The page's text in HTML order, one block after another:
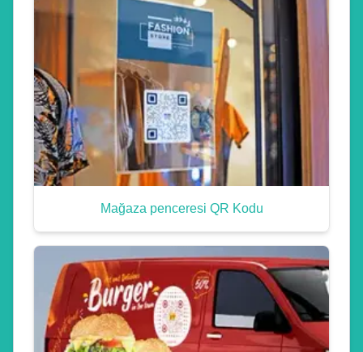
Mağaza penceresi QR Kodu